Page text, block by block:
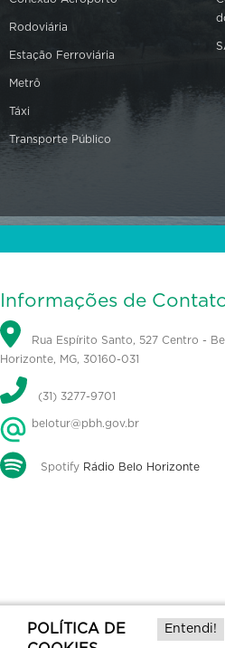
Rodoviária
Estação Ferroviária
Metrô
Táxi
Transporte Público
Informações de
Rua Espírito Santo, 527 Centro -
Horizonte, MG, 30160-031
(31) 3277-9701
belotur@pbh.gov.br
Spotify Rádio Belo Horizonte
POLÍTICA DE
Entendi!